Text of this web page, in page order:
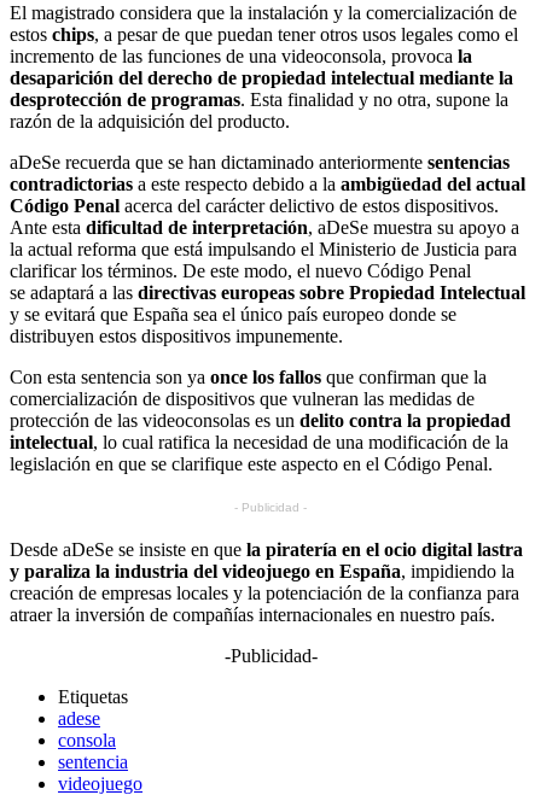
El magistrado considera que la instalación y la comercialización de
estos chips, a pesar de que puedan tener otros usos legales como el
incremento de las funciones de una videoconsola, provoca la
desaparición del derecho de propiedad intelectual mediante la
desprotección de programas. Esta finalidad y no otra, supone la
razón de la adquisición del producto.
aDeSe recuerda que se han dictaminado anteriormente sentencias
contradictorias a este respecto debido a la ambigüedad del actual
Código Penal acerca del carácter delictivo de estos dispositivos.
Ante esta dificultad de interpretación, aDeSe muestra su apoyo a
la actual reforma que está impulsando el Ministerio de Justicia para
clarificar los términos. De este modo, el nuevo Código Penal
se adaptará a las directivas europeas sobre Propiedad Intelectual
y se evitará que España sea el único país europeo donde se
distribuyen estos dispositivos impunemente.
Con esta sentencia son ya once los fallos que confirman que la
comercialización de dispositivos que vulneran las medidas de
protección de las videoconsolas es un delito contra la propiedad
intelectual, lo cual ratifica la necesidad de una modificación de la
legislación en que se clarifique este aspecto en el Código Penal.
- Publicidad -
Desde aDeSe se insiste en que la piratería en el ocio digital lastra
y paraliza la industria del videojuego en España, impidiendo la
creación de empresas locales y la potenciación de la confianza para
atraer la inversión de compañías internacionales en nuestro país.
-Publicidad-
Etiquetas
adese
consola
sentencia
videojuego